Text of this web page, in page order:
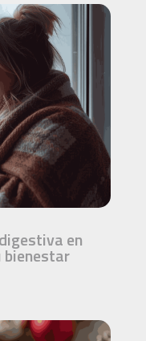
en
bienestar